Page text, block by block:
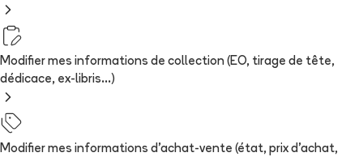
Modifier mes informations de collection (EO, tirage de tête,
dédicace, ex-libris...)
Modifier mes informations d'achat-vente (état, prix d'achat,